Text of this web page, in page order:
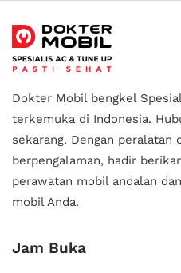
Dokter Mobil bengkel
terkemuka di Indonesia.
sekarang. Dengan peralatan
berpengalaman, hadir
perawatan mobil andalan
mobil Anda.
Jam Buka